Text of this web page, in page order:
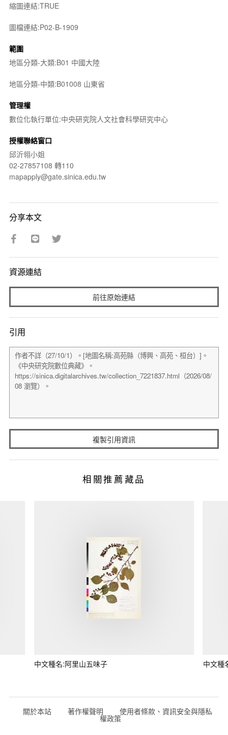
縮圖連結:TRUE
圖檔連結:P02-B-1909
範圍
地區分類-大類:B01 中國大陸
地區分類-中類:B01008 山東省
管理權
數位化執行單位:中央研究院人文社會科學研究中心
授權聯絡窗口
邱沂翎小姐
02-27857108 轉110
mapapply@gate.sinica.edu.tw
分享本文
資源連結
前往原始連結
引用
複製引用資訊
相關推薦藏品
中文種名:阿里山五味子 中文種
關於本站 著作權聲明 使用者條款、資訊安全與隱私
權政策